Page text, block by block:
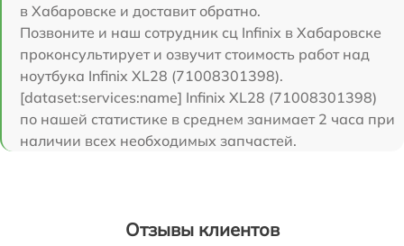
в Хабаровске и доставит обратно.
Позвоните и наш сотрудник сц Infinix в Хабаровске
проконсультирует и озвучит стоимость работ над
ноутбука Infinix XL28 (71008301398).
[dataset:services:name] Infinix XL28 (71008301398)
по нашей статистике в среднем занимает 2 часа при
наличии всех необходимых запчастей.
Отзывы клиентов